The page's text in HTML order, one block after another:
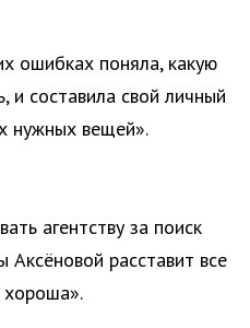
ошибках поняла, какую
составила свой личный
нужных вещей».
агентству за поиск
расставит все